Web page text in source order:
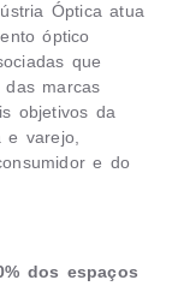
Óptica atua
óptico
que
marcas
objetivos da
varejo,
e do
dos espaços